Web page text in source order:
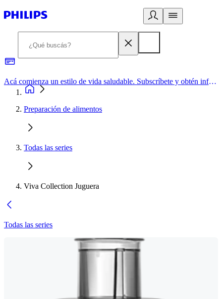
Acá comienza un estilo de vida saludable. Subscríbete y obtén información de primera mano
Preparación de alimentos
Todas las series
Viva Collection Juguera
Todas las series